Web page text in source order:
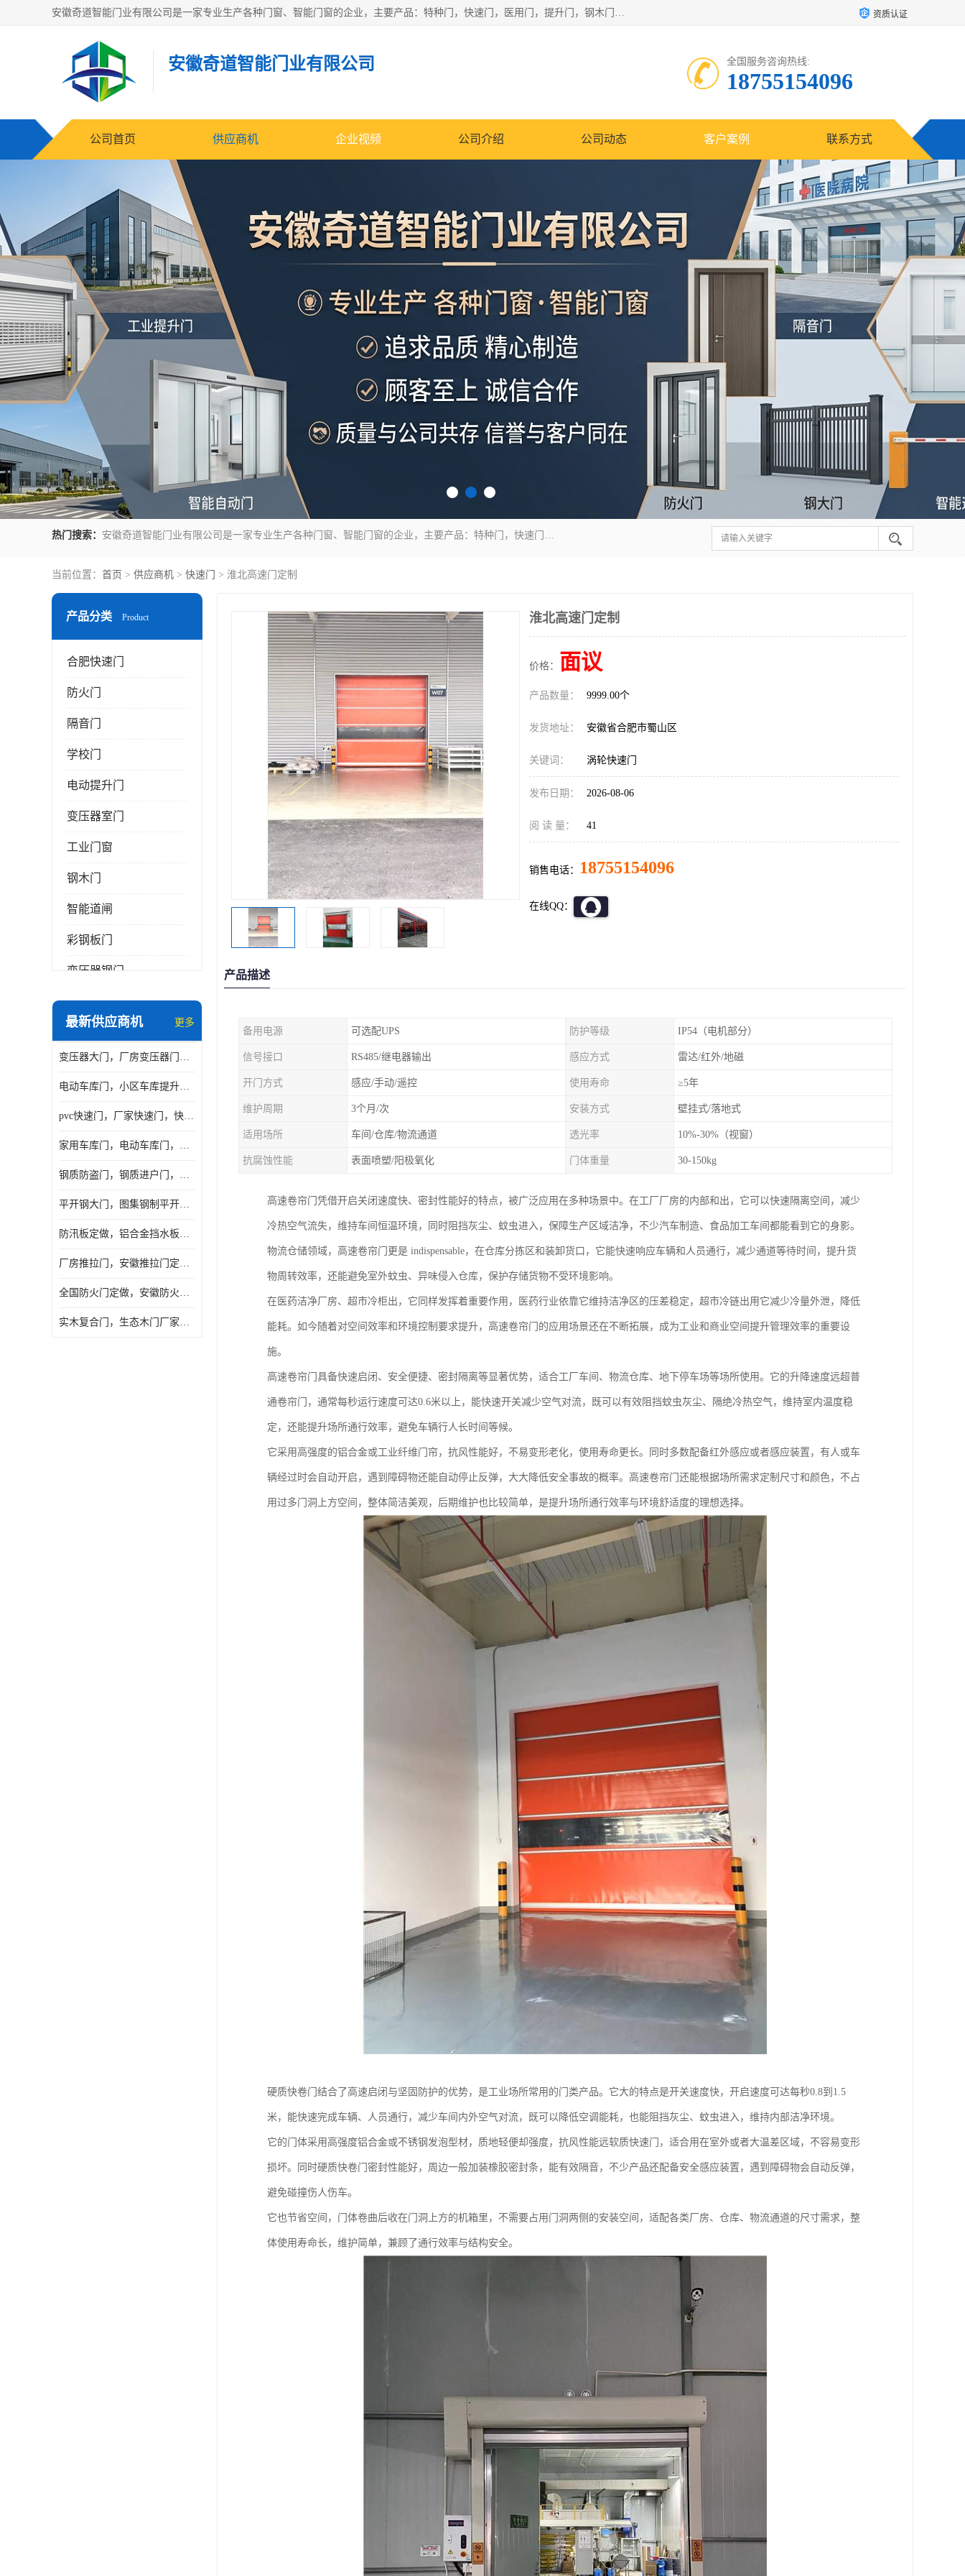
安徽奇道智能门业有限公司是一家专业生产各种门窗、智能门窗的企业，主要产品：特种门，快速门，医用门，提升门，钢木门，智能道闸，钢大门，平移门，卷帘门，保温门，钢制自由门，防火门等，欢迎前来咨询采购。 资质认证
安徽奇道智能门业有限公司 全国服务咨询热线:
18755154096
公司首页 供应商机 企业视频 公司介绍 公司动态 客户案例 联系方式
热门搜索： 安徽奇道智能门业有限公司是一家专业生产各种门窗、智能门窗的企业，主要产品：特种门，快速门，医用门，提升门，钢木门，智能道闸，钢大门，平移门，卷帘门，保温门，钢制自由门，防火门等，欢迎前来咨询采购。
当前位置： 首页 > 供应商机 > 快速门 > 淮北高速门定制
产品分类 Product
合肥快速门
防火门
隔音门
学校门
电动提升门
变压器室门
工业门窗
钢木门
智能道闸
彩钢板门
变压器钢门
非标门
抗爆门
快速门
最新供应商机 更多
变压器大门，厂房变压器门，配电所钢大门，变压器室钢大门
电动车库门，小区车库提升门，安徽提升门厂家，工业滑升门
pvc快速门，厂家快速门，快速卷帘门，感应快速门
家用车库门，电动车库门，车库滑升门，车库门安装
钢质防盗门，钢质进户门，钢质非标门厂家
平开钢大门，图集钢制平开门，厂房平开大门
防汛板定做，铝合金挡水板门，地库挡水板
厂房推拉门，安徽推拉门定做，夹芯板平移大门
全国防火门定做，安徽防火门批发，防火门价格
实木复合门，生态木门厂家，免漆门定做，安徽木门厂家直销
淮北高速门定制
价格： 面议
产品数量： 9999.00个
发货地址： 安徽省合肥市蜀山区
关键词： 涡轮快速门
发布日期： 2026-08-06
阅 读 量： 41
销售电话： 18755154096
在线QQ：
产品描述
备用电源 可选配UPS 防护等级 IP54（电机部分）
信号接口 RS485/继电器输出 感应方式 雷达/红外/地磁
开门方式 感应/手动/遥控 使用寿命 ≥5年
维护周期 3个月/次 安装方式 壁挂式/落地式
适用场所 车间/仓库/物流通道 透光率 10%-30%（视窗）
抗腐蚀性能 表面喷塑/阳极氧化 门体重量 30-150kg
高速卷帘门凭借开启关闭速度快、密封性能好的特点，被广泛应用在多种场景中。在工厂厂房的内部和出，它可以快速隔离空间，减少
冷热空气流失，维持车间恒温环境，同时阻挡灰尘、蚊虫进入，保障生产区域洁净，不少汽车制造、食品加工车间都能看到它的身影。
物流仓储领域，高速卷帘门更是 indispensable，在仓库分拣区和装卸货口，它能快速响应车辆和人员通行，减少通道等待时间，提升货
物周转效率，还能避免室外蚊虫、异味侵入仓库，保护存储货物不受环境影响。
在医药洁净厂房、超市冷柜出，它同样发挥着重要作用，医药行业依靠它维持洁净区的压差稳定，超市冷链出用它减少冷量外泄，降低
能耗。如今随着对空间效率和环境控制要求提升，高速卷帘门的应用场景还在不断拓展，成为工业和商业空间提升管理效率的重要设
施。
高速卷帘门具备快速启闭、安全便捷、密封隔离等显著优势，适合工厂车间、物流仓库、地下停车场等场所使用。它的升降速度远超普
通卷帘门，通常每秒运行速度可达0.6米以上，能快速开关减少空气对流，既可以有效阻挡蚊虫灰尘、隔绝冷热空气，维持室内温度稳
定，还能提升场所通行效率，避免车辆行人长时间等候。
它采用高强度的铝合金或工业纤维门帘，抗风性能好，不易变形老化，使用寿命更长。同时多数配备红外感应或者感应装置，有人或车
辆经过时会自动开启，遇到障碍物还能自动停止反弹，大大降低安全事故的概率。高速卷帘门还能根据场所需求定制尺寸和颜色，不占
用过多门洞上方空间，整体简洁美观，后期维护也比较简单，是提升场所通行效率与环境舒适度的理想选择。
硬质快卷门结合了高速启闭与坚固防护的优势，是工业场所常用的门类产品。它大的特点是开关速度快，开启速度可达每秒0.8到1.5
米，能快速完成车辆、人员通行，减少车间内外空气对流，既可以降低空调能耗，也能阻挡灰尘、蚊虫进入，维持内部洁净环境。
它的门体采用高强度铝合金或不锈钢发泡型材，质地轻便却强度，抗风性能远软质快速门，适合用在室外或者大温差区域，不容易变形
损坏。同时硬质快卷门密封性能好，周边一般加装橡胶密封条，能有效隔音，不少产品还配备安全感应装置，遇到障碍物会自动反弹，
避免碰撞伤人伤车。
它也节省空间，门体卷曲后收在门洞上方的机箱里，不需要占用门洞两侧的安装空间，适配各类厂房、仓库、物流通道的尺寸需求，整
体使用寿命长，维护简单，兼顾了通行效率与结构安全。